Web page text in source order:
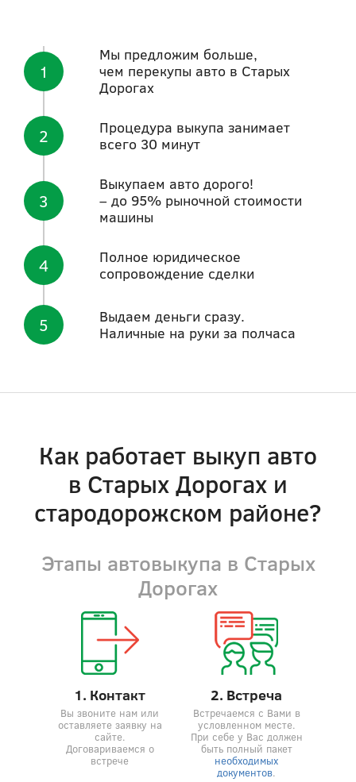
1
Мы предложим больше,
чем перекупы авто в Старыx
Дорогах
2
Процедура выкупа занимает
всего 30 минут
3
Выкупаем авто дорого!
– до 95% рыночной стоимости
машины
4
Полное юридическое
сопровождение сделки
5
Выдаем деньги сразу.
Наличные на руки за полчаса
Как работает выкуп авто
в Старыx Дорогах и
стародорожском районе?
Этапы автовыкупа в Старыx
Дорогах
1. Контакт
Вы звоните нам или
оставляете заявку на
сайте.
Договариваемся о
встрече
2. Встреча
Встречаемся с Вами в
условленном месте.
При себе у Вас должен
быть полный пакет
необходимых
документов.